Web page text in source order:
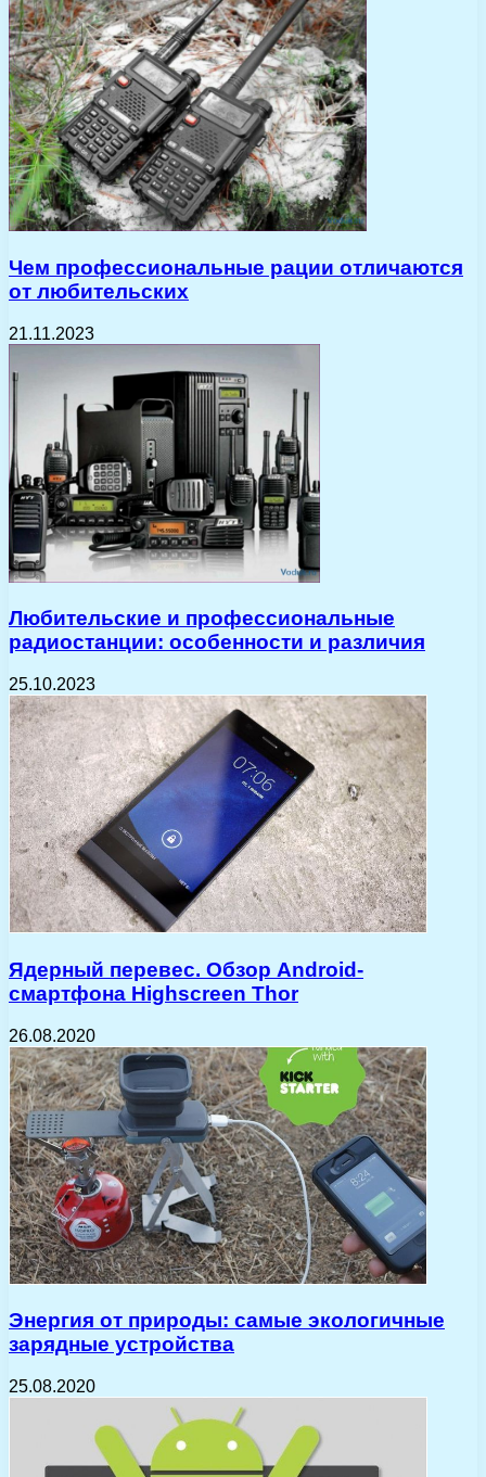
Чем профессиональные рации отличаются
от любительских
21.11.2023
Любительские и профессиональные
радиостанции: особенности и различия
25.10.2023
Ядерный перевес. Обзор Android-
смартфона Highscreen Thor
26.08.2020
Энергия от природы: самые экологичные
зарядные устройства
25.08.2020